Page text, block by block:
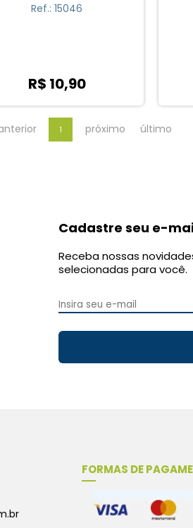
Ref.: 15046
R$ 10,90
1 próximo último
Cadastre seu e-
Receba nossas
selecionadas para você.
FORMAS DE